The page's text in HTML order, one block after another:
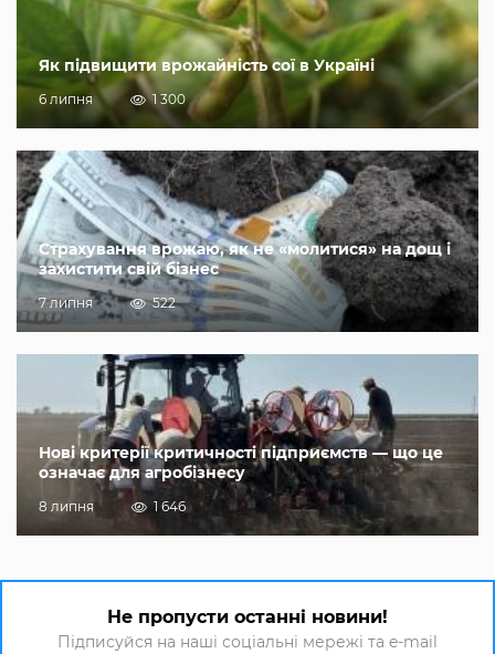
Як підвищити врожайність сої в Україні
6 липня 1 300
Страхування врожаю, як не «молитися» на дощ і
захистити свій бізнес
7 липня 522
Нові критерії критичності підприємств — що це
означає для агробізнесу
8 липня 1 646
Не пропусти останні новини!
Підписуйся на наші соціальні мережі та e-mail